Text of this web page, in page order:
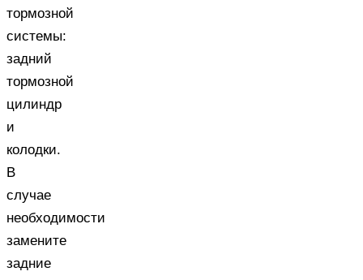
тормозной
системы:
задний
тормозной
цилиндр
и
колодки.
В
случае
необходимости
замените
задние